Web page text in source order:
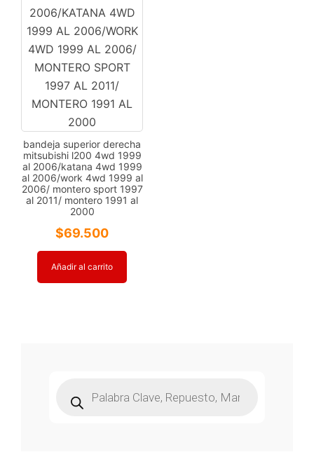
bandeja superior derecha
mitsubishi l200 4wd 1999
al 2006/katana 4wd 1999
al 2006/work 4wd 1999 al
2006/ montero sport 1997
al 2011/ montero 1991 al
2000
$69.500
Añadir al carrito
productos